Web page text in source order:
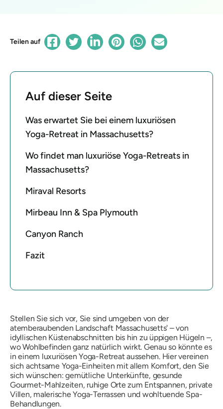
Teilen auf
Auf dieser Seite
Was erwartet Sie bei einem luxuriösen
Yoga-Retreat in Massachusetts?
Wo findet man luxuriöse Yoga-Retreats in
Massachusetts?
Miraval Resorts
Mirbeau Inn & Spa Plymouth
Canyon Ranch
Fazit
Stellen Sie sich vor, Sie sind umgeben von der
atemberaubenden Landschaft Massachusetts' – von
idyllischen Küstenabschnitten bis hin zu üppigen Hügeln –,
wo Wohlbefinden ganz natürlich wirkt. Genau so könnte es
in einem luxuriösen Yoga-Retreat aussehen. Hier vereinen
sich achtsame Yoga-Einheiten mit allem Komfort, den Sie
sich wünschen: gemütliche Unterkünfte, gesunde
Gourmet-Mahlzeiten, ruhige Orte zum Entspannen, private
Villen, malerische Yoga-Terrassen und wohltuende Spa-
Behandlungen.